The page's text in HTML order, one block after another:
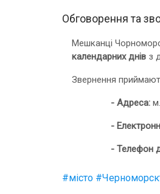
Обговорення та
Мешканці
календарних днів з
Звернення
- Адреса:
-
- Телефон
#місто #